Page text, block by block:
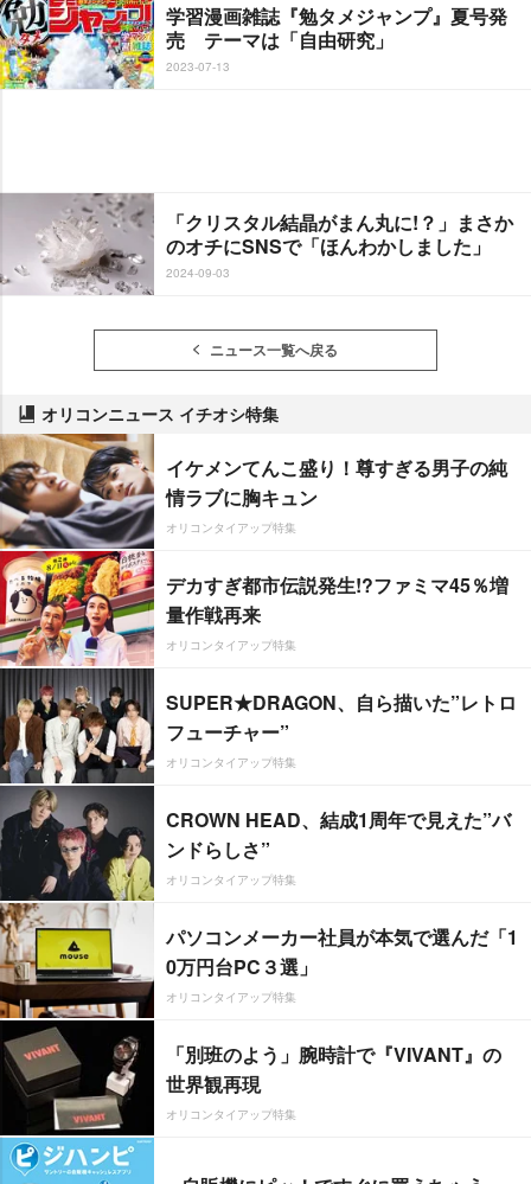
学習漫画雑誌『勉タメジャンプ』夏号発
売 テーマは「自由研究」
2023-07-13
「クリスタル結晶がまん丸に!？」まさか
のオチにSNSで「ほんわかしました」
2024-09-03
ニュース一覧へ戻る
オリコンニュース イチオシ特集
イケメンてんこ盛り！尊すぎる男子の純
情ラブに胸キュン
オリコンタイアップ特集
デカすぎ都市伝説発生!?ファミマ45％増
量作戦再来
オリコンタイアップ特集
SUPER★DRAGON、自ら描いた”レトロ
フューチャー”
オリコンタイアップ特集
CROWN HEAD、結成1周年で見えた”バ
ンドらしさ”
オリコンタイアップ特集
パソコンメーカー社員が本気で選んだ「1
0万円台PC３選」
オリコンタイアップ特集
「別班のよう」腕時計で『VIVANT』の
世界観再現
オリコンタイアップ特集